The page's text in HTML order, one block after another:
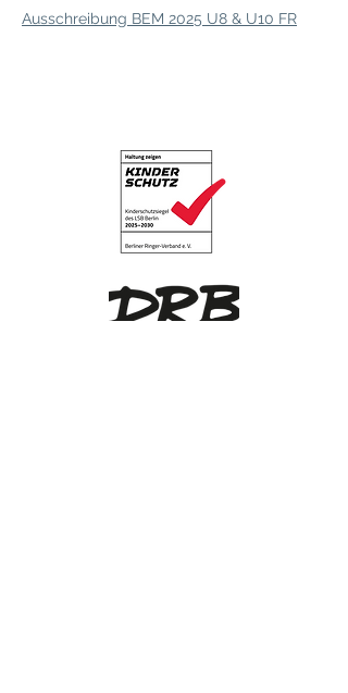
Ausschreibung BEM 2025 U8 & U10 FR